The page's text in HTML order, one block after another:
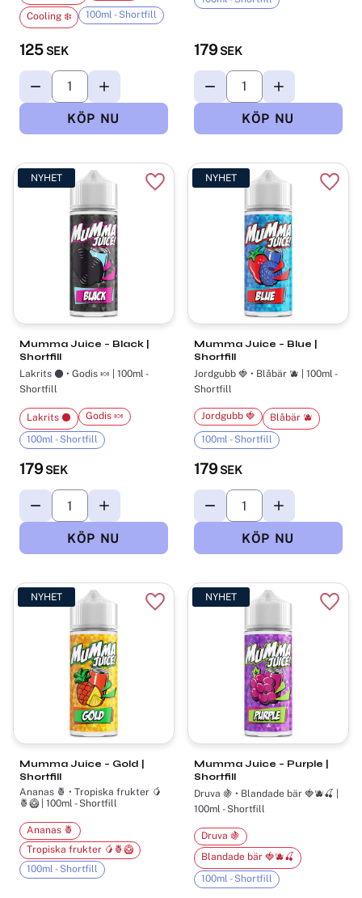
125 SEK
Cooling ❄️ 100ml - Shortfill
179 SEK
Mumma Juice – Black |
Shortfill
Lakrits ⚫ • Godis 🍬 | 100ml -
Shortfill
179 SEK
Lakrits ⚫ Godis 🍬
100ml - Shortfill
NYHET
Lägg till i favoriter
Mumma Juice – Blue |
Shortfill
Jordgubb 🍓 • Blåbär 🫐 | 100ml -
Shortfill
179 SEK
Jordgubb 🍓
Blåbär 🫐
100ml - Shortfill
NYHET
Mumma Juice – Gold |
Shortfill
Ananas 🍍 • Tropiska frukter 🥭
🍍🥝 | 100ml - Shortfill
Ananas 🍍
Tropiska frukter 🥭🍍🥝
100ml - Shortfill
NYHET
Lägg till i favoriter
Mumma Juice – Purple |
Shortfill
Druva 🍇 • Blandade bär 🍓🫐🍒 |
100ml - Shortfill
Druva 🍇
Blandade bär 🍓🫐🍒
100ml - Shortfill
NYHET